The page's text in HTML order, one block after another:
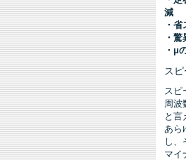
減
・
・
・μ
ス
スピ
周波
と言
あら
し、
マイ